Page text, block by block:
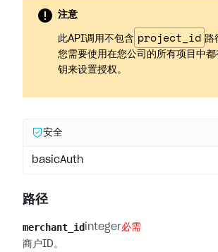
注意
此API调用不包含 project_id 路
您需要使用在您公司的所有项目中
钥来设置授权。
安全
basicAuth
路径
merchant_id integer必需
商户ID。